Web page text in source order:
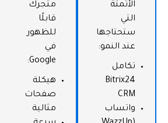
الأتمتة
التي
ستحتاجها
عند النمو:
تكامل
Bitrix24
CRM
واتساب
متجرك
قابلًا
للظهور
في
Google:
هيكلة
صفحات
مثالية